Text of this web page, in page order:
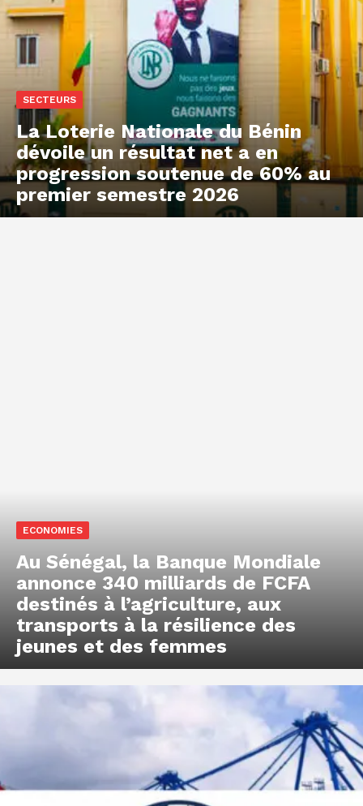
SECTEURS
La Loterie Nationale du Bénin
dévoile un résultat net a en
progression soutenue de 60% au
premier semestre 2026
ECONOMIES
Au Sénégal, la Banque Mondiale
annonce 340 milliards de FCFA
destinés à l’agriculture, aux
transports à la résilience des
jeunes et des femmes